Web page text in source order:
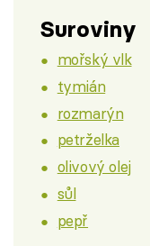
Suroviny
mořský vlk
tymián
rozmarýn
petrželka
olivový olej
sůl
pepř